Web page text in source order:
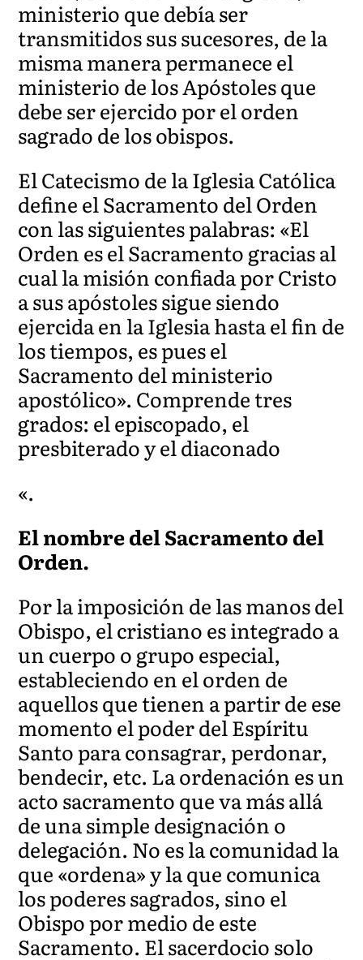
ministerio que debía ser
transmitidos sus sucesores, de la
misma manera permanece el
ministerio de los Apóstoles que
debe ser ejercido por el orden
sagrado de los obispos.
El Catecismo de la Iglesia Católica
define el Sacramento del Orden
con las siguientes palabras: «El
Orden es el Sacramento gracias al
cual la misión confiada por Cristo
a sus apóstoles sigue siendo
ejercida en la Iglesia hasta el fin de
los tiempos, es pues el
Sacramento del ministerio
apostólico». Comprende tres
grados: el episcopado, el
presbiterado y el diaconado
«.
El nombre del Sacramento del
Orden.
Por la imposición de las manos del
Obispo, el cristiano es integrado a
un cuerpo o grupo especial,
estableciendo en el orden de
aquellos que tienen a partir de ese
momento el poder del Espíritu
Santo para consagrar, perdonar,
bendecir, etc. La ordenación es un
acto sacramento que va más allá
de una simple designación o
delegación. No es la comunidad la
que «ordena» y la que comunica
los poderes sagrados, sino el
Obispo por medio de este
Sacramento. El sacerdocio solo